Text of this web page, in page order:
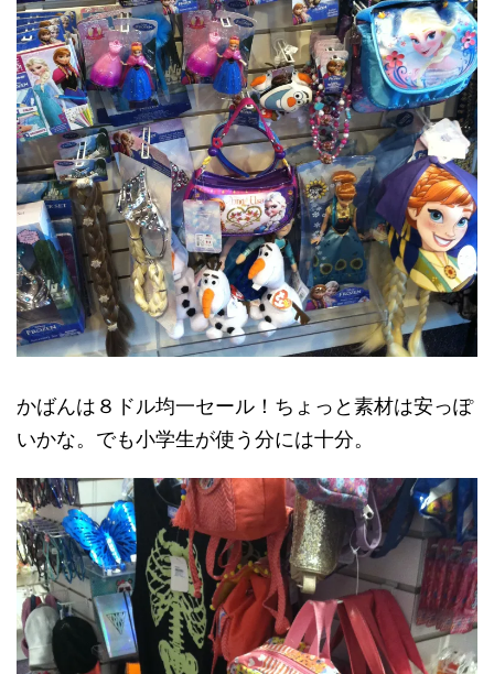
かばんは８ドル均一セール！ちょっと素材は安っぽ
いかな。でも小学生が使う分には十分。